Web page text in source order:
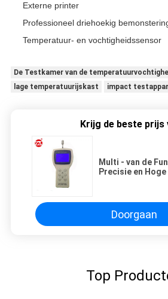
Externe printer
Professioneel driehoekig
Temperatuur- en vochtigheidssensor
De Testkamer van de
lage temperatuurijskast
impact
Krijg de beste prijs
Multi - van de
Precisie en
Doorgaan
Top